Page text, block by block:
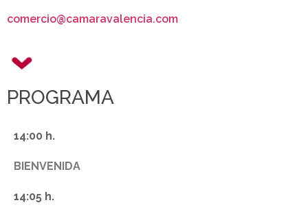
comercio@camaravalencia.com
PROGRAMA
14:00 h.
BIENVENIDA
14:05 h.